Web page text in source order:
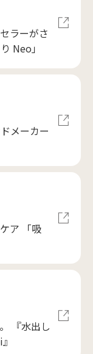
ラーがさ
Neo」
メーカー
ア 「吸
『水出し